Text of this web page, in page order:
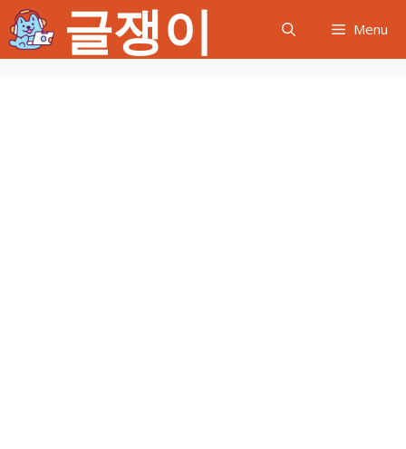
텐
츠
글쟁이 Menu